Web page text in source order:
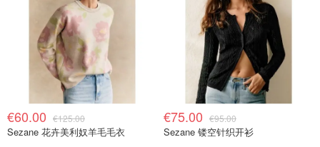
€60.00 €125.00
Sezane 花卉美利奴羊毛毛衣
€75.00 €95.00
Sezane 镂空针织开衫